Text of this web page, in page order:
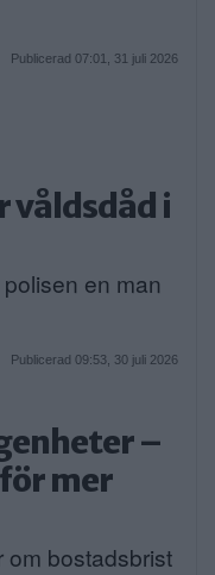
Publicerad 07:01, 31 juli 2026
våldsdåd i
en man
Publicerad 09:53, 30 juli 2026
–
mer
om bostadsbrist